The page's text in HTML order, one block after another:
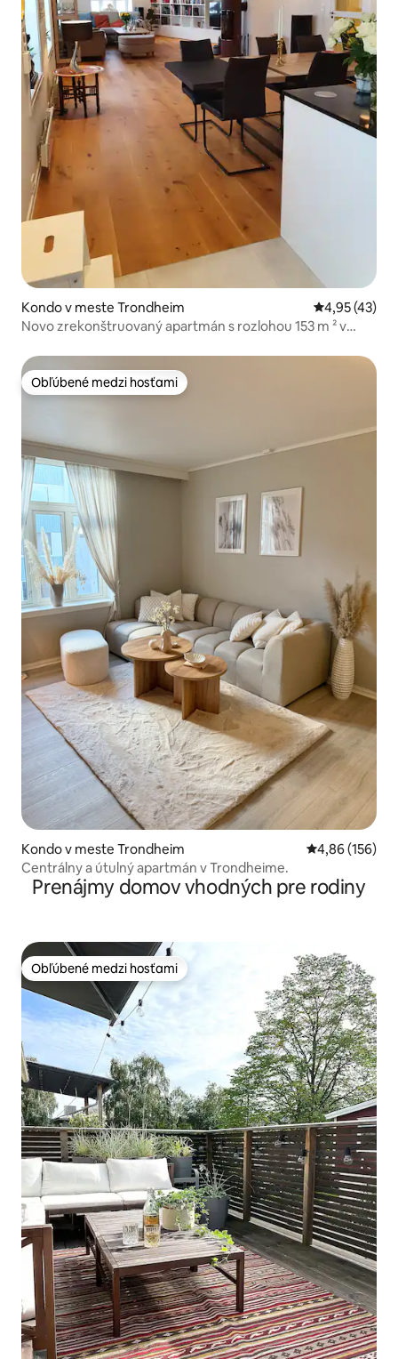
Kondo v meste Trondheim Priemerné
4,95 (43)
Novo zrekonštruovaný apartmán s rozlohou 153 m ² v
Obľúbené medzi hosťami
Obľúbené medzi hosťami
Kondo v meste Trondheim Priemerné
4,86 (156)
Centrálny a útulný apartmán v Trondheime.
Prenájmy domov vhodných pre rodiny
Obľúbené medzi hosťami
Obľúbené medzi hosťami